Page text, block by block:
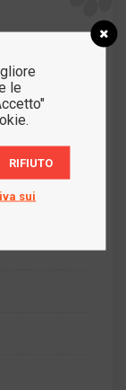
le
RIFIUTO
sui